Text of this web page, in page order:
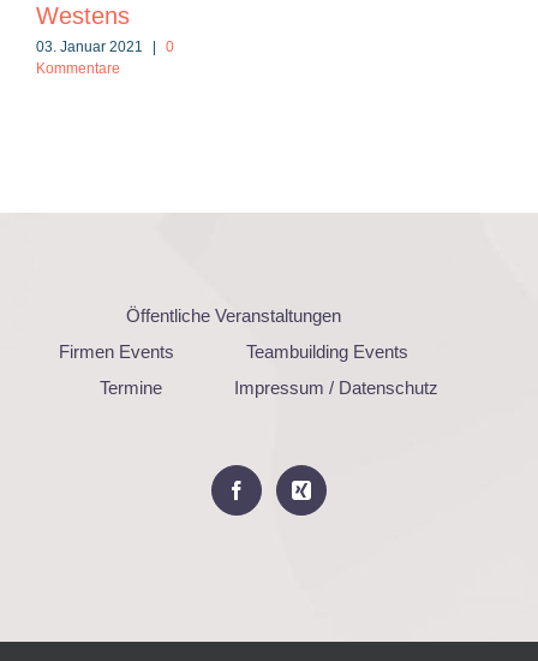
Westens
03. Januar 2021
0
Kommentare
Öffentliche Veranstaltungen
Firmen Events
Teambuilding Events
Termine
Impressum / Datenschutz